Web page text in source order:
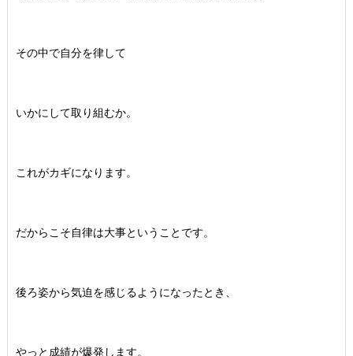
その中で自分を律して
いかにして取り組むか。
これがカギになります。
だからこそ自律は大事ということです。
後ろ姿から気迫を感じるようになったとき、
やっと成績が爆発します。